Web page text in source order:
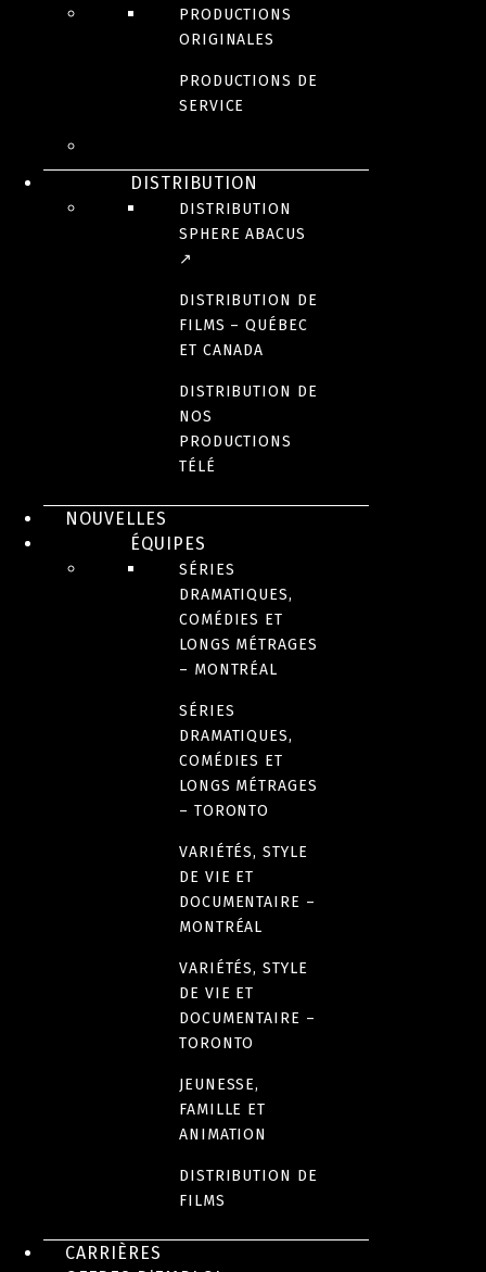
PRODUCTIONS
ORIGINALES
PRODUCTIONS DE
SERVICE
DISTRIBUTION
DISTRIBUTION
SPHERE ABACUS
↗
DISTRIBUTION DE
FILMS – QUÉBEC
ET CANADA
DISTRIBUTION DE
NOS
PRODUCTIONS
TÉLÉ
NOUVELLES
ÉQUIPES
SÉRIES
DRAMATIQUES,
COMÉDIES ET
LONGS MÉTRAGES
– MONTRÉAL
SÉRIES
DRAMATIQUES,
COMÉDIES ET
LONGS MÉTRAGES
– TORONTO
VARIÉTÉS, STYLE
DE VIE ET
DOCUMENTAIRE –
MONTRÉAL
VARIÉTÉS, STYLE
DE VIE ET
DOCUMENTAIRE –
TORONTO
JEUNESSE,
FAMILLE ET
ANIMATION
DISTRIBUTION DE
FILMS
CARRIÈRES